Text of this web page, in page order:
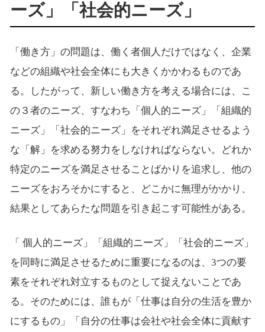
ーズ」「社会的ニーズ」
「働き方」の問題は、働く者個人だけではなく、企業
などの組織や社会全体にも大きくかかわるものであ
る。したがって、新しい働き方を考える場合には、こ
の３者のニーズ、すなわち「個人的ニーズ」「組織的
ニーズ」「社会的ニーズ」をそれぞれ満足させるよう
な「解」を求める努力をしなければならない。どれか
特定のニーズを満足させることばかりを追求し、他の
ニーズをおろそかにすると、どこかに無理がかかり、
結果としてあらたな問題を引き起こす可能性がある。
「 個人的ニーズ」「組織的ニーズ」「社会的ニーズ」
を同時に満足させるために重要になるのは、3つの要
素をそれぞれ対立するものとして捉えないことであ
る。そのためには、誰もが「仕事は自分の生活を豊か
にするもの」「自分の仕事は会社や社会全体に貢献す